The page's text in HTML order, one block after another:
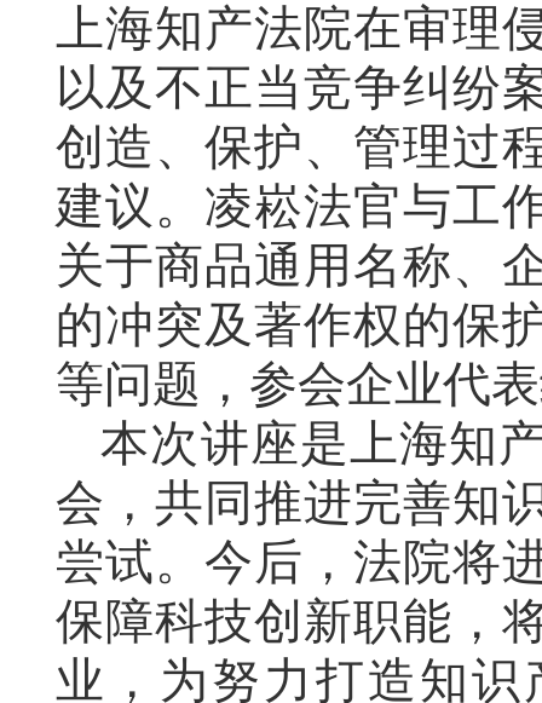
上海知产法院在审理
以及不正当竞争纠纷
创造、保护、管理过
建议。凌崧法官与工
关于商品通用名称、
的冲突及著作权的保
等问题，参会企业代
本次讲座是上海知
会，共同推进完善知
尝试。今后， 法院将
保障科技创新职能，
业，为努力打造知